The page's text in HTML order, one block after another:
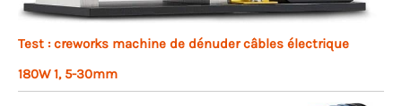
Test : creworks machine de dénuder câbles électrique
180W 1, 5-30mm